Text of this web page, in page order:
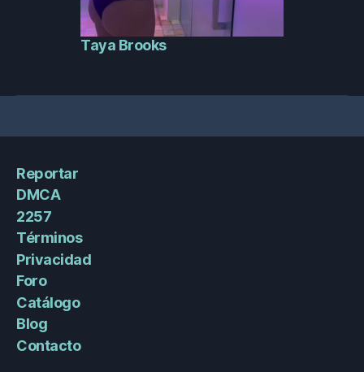
Taya Brooks
Reportar
DMCA
2257
Términos
Privacidad
Foro
Catálogo
Blog
Contacto